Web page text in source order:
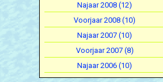
Najaar 2008 (12)
Voorjaar 2008 (10)
Najaar 2007 (10)
Voorjaar 2007 (8)
Najaar 2006 (10)